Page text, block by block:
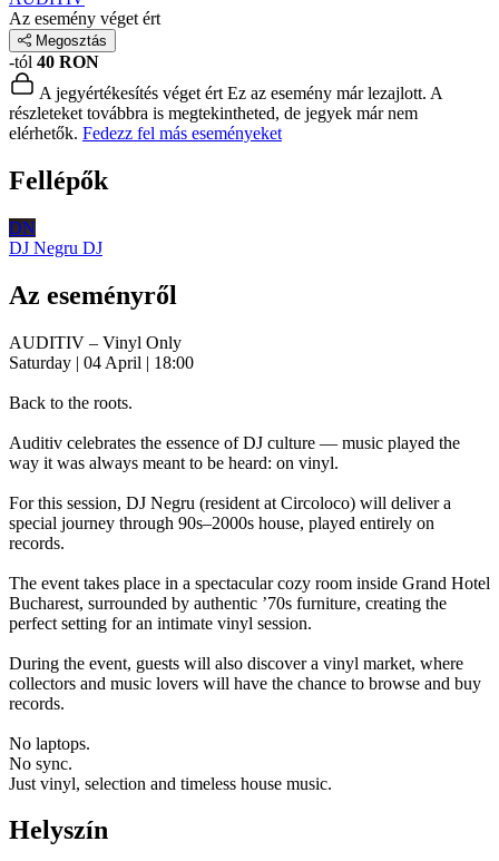
Az esemény véget ért
Megosztás
-tól 40 RON
A jegyértékesítés véget ért Ez az esemény már lezajlott. A
részleteket továbbra is megtekintheted, de jegyek már nem
elérhetők. Fedezz fel más eseményeket
Fellépők
DN
DJ Negru DJ
Az eseményről
AUDITIV – Vinyl Only
Saturday | 04 April | 18:00
Back to the roots.
Auditiv celebrates the essence of DJ culture — music played the
way it was always meant to be heard: on vinyl.
For this session, DJ Negru (resident at Circoloco) will deliver a
special journey through 90s–2000s house, played entirely on
records.
The event takes place in a spectacular cozy room inside Grand Hotel
Bucharest, surrounded by authentic ’70s furniture, creating the
perfect setting for an intimate vinyl session.
During the event, guests will also discover a vinyl market, where
collectors and music lovers will have the chance to browse and buy
records.
No laptops.
No sync.
Just vinyl, selection and timeless house music.
Helyszín